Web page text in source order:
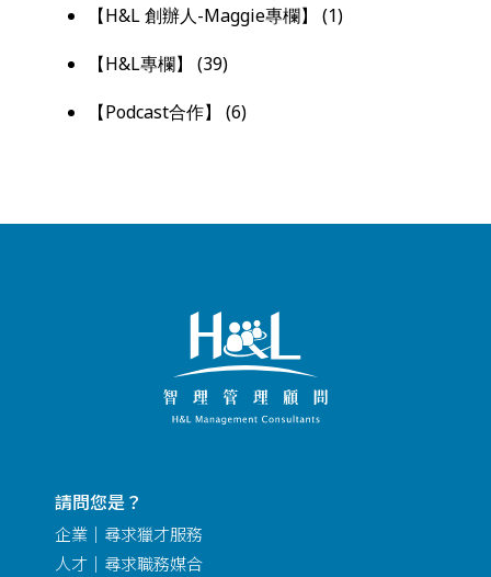
【H&L 創辦人-Maggie專欄】
(1)
【H&L專欄】
(39)
【Podcast合作】
(6)
請問您是？
企業｜尋求獵才服務
人才｜尋求職務媒合